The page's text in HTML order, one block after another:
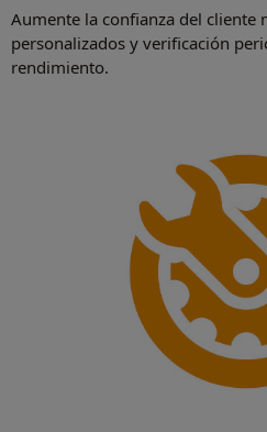
Aumente la confianza del cliente
personalizados y verificación
rendimiento.